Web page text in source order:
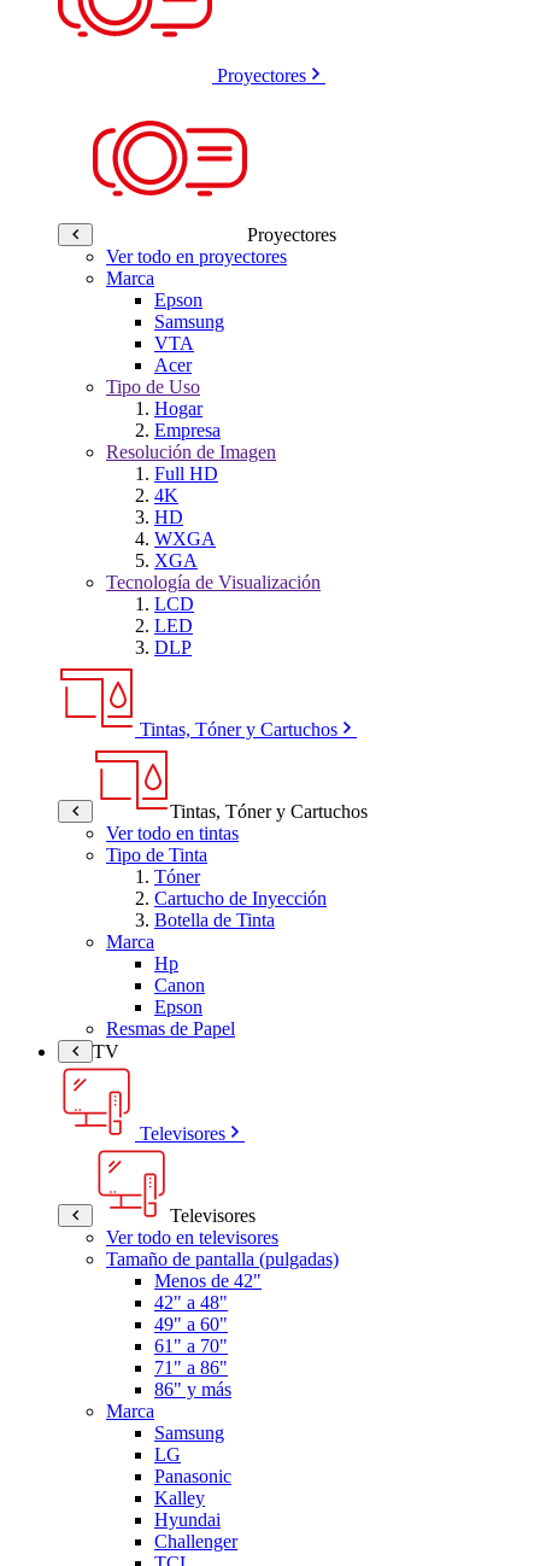
Proyectores
Proyectores
Ver todo en proyectores
Marca
Epson
Samsung
VTA
Acer
Tipo de Uso
Hogar
Empresa
Resolución de Imagen
Full HD
4K
HD
WXGA
XGA
Tecnología de Visualización
LCD
LED
DLP
Tintas, Tóner y Cartuchos
Tintas, Tóner y Cartuchos
Ver todo en tintas
Tipo de Tinta
Tóner
Cartucho de Inyección
Botella de Tinta
Marca
Hp
Canon
Epson
Resmas de Papel
TV
Televisores
Televisores
Ver todo en televisores
Tamaño de pantalla (pulgadas)
Menos de 42"
42" a 48"
49" a 60"
61" a 70"
71" a 86"
86" y más
Marca
Samsung
LG
Panasonic
Kalley
Hyundai
Challenger